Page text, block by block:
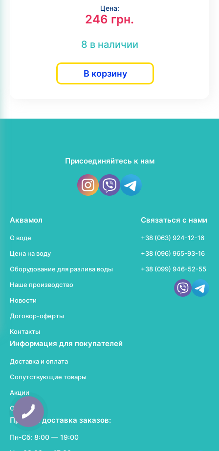
Цена:
246 грн.
8 в наличии
В корзину
Присоединяйтесь к нам
Аквамол
О воде
Цена на воду
Оборудование для разлива воды
Наше производство
Новости
Договор-оферты
Контакты
Информация для покупателей
Доставка и оплата
Сопутствующие товары
Акции
Отзывы
Прием и доставка заказов:
Пн-Сб: 8:00 — 19:00
Связаться с нами
+38 (063) 924-12-16
+38 (096) 965-93-16
+38 (099) 946-52-55